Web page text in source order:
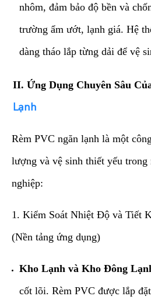
nhôm, đảm bảo độ bền và
trường ẩm ướt, lạnh giá. Hệ
dàng tháo lắp từng dải để vệ
​II. Ứng Dụng Chuyên Sâu
Lạnh
​Rèm PVC ngăn lạnh là một
lượng và vệ sinh thiết yếu trong
nghiệp:
​1. Kiểm Soát Nhiệt Độ và Tiết
(Nền tảng ứng dụng)
Kho Lạnh và Kho Đông
cốt lõi. Rèm PVC được lắp